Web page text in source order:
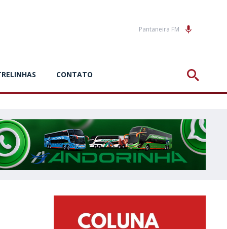
Pantaneira FM
CONTATO